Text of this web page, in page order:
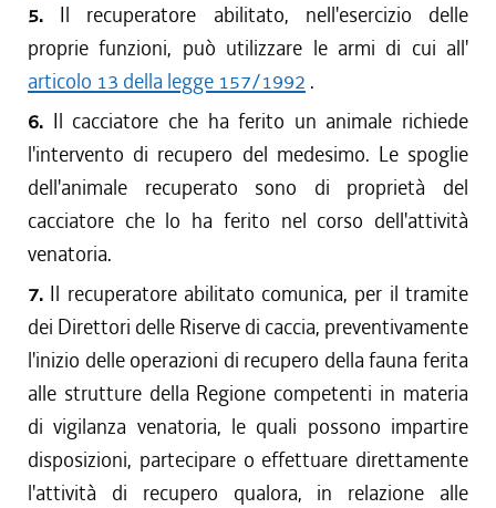
5. Il recuperatore abilitato, nell'esercizio delle
proprie funzioni, può utilizzare le armi di cui all'
articolo 13 della legge 157/1992 .
6. Il cacciatore che ha ferito un animale richiede
l'intervento di recupero del medesimo. Le spoglie
dell'animale recuperato sono di proprietà del
cacciatore che lo ha ferito nel corso dell'attività
venatoria.
7. Il recuperatore abilitato comunica, per il tramite
dei Direttori delle Riserve di caccia, preventivamente
l'inizio delle operazioni di recupero della fauna ferita
alle strutture della Regione competenti in materia
di vigilanza venatoria, le quali possono impartire
disposizioni, partecipare o effettuare direttamente
l'attività di recupero qualora, in relazione alle